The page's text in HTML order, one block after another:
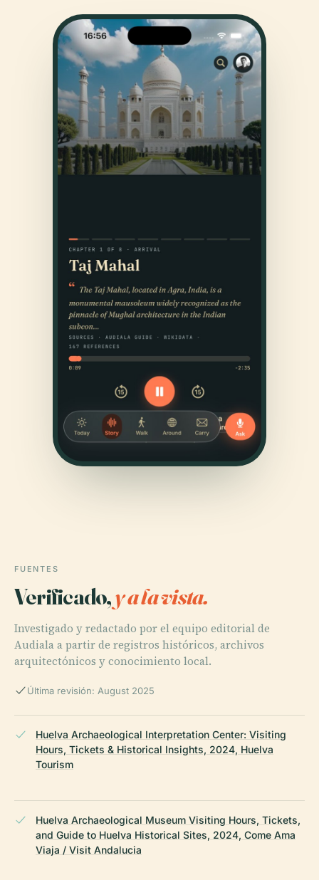
FUENTES
Verificado,y a la vista.
Investigado y redactado por el equipo editorial de
Audiala a partir de registros históricos, archivos
arquitectónicos y conocimiento local.
Última revisión: August 2025
Huelva Archaeological Interpretation Center: Visiting
Hours, Tickets & Historical Insights, 2024, Huelva
Tourism
Huelva Archaeological Museum Visiting Hours, Tickets,
and Guide to Huelva Historical Sites, 2024, Come Ama
Viaja / Visit Andalucia